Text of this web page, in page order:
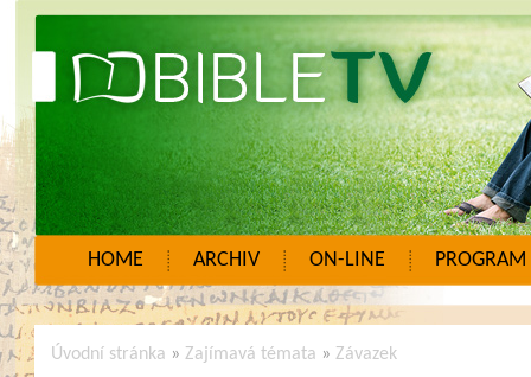
HOME ARCHIV ON-LINE PROGRAM
Úvodní stránka »Zajímavá témata »Závazek